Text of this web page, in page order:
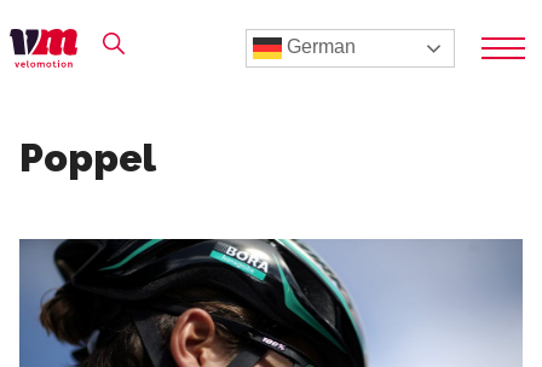
German
Poppel